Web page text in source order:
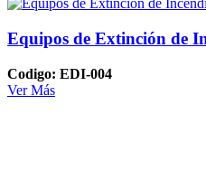
Equipos de Extinción de
Codigo: EDI-004
Ver Más